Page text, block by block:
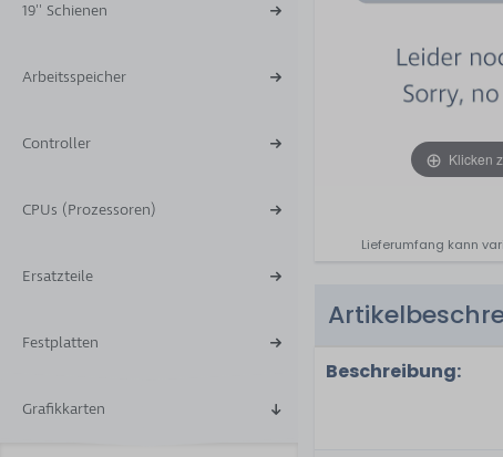
19'' Schienen
Arbeitsspeicher
Controller
CPUs (Prozessoren)
Ersatzteile
Festplatten
Grafikkarten
Klicken
Lieferumfang kann
Beschreibung: